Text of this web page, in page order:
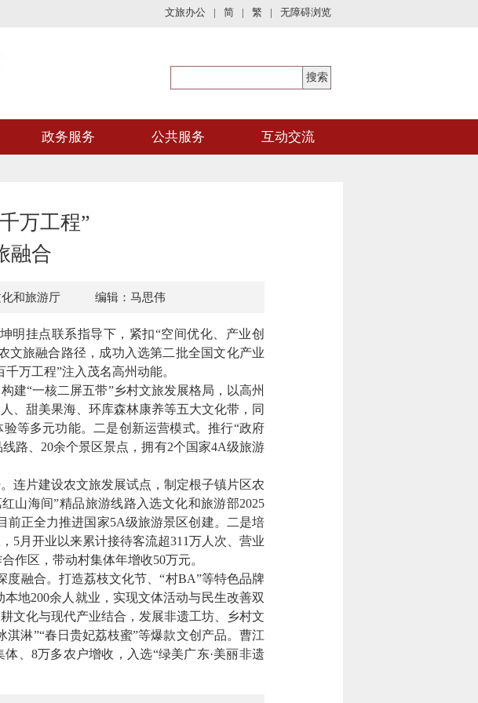
文旅办公 | 简 | 繁 | 无障碍浏览
政务服务 公共服务 互动交流
万工程”
融合
和旅游厅 编辑：马思伟
挂点联系指导下，紧扣“空间优化、产业创
文旅融合路径，成功入选第二批全国文化产业
万工程”注入茂名高州动能。
“一核二屏五带”乡村文旅发展格局，以高州
、甜美果海、环库森林康养等五大文化带，同
等多元功能。二是创新运营模式。推行“政府
路、20余个景区景点，拥有2个国家4A级旅游
片建设农文旅发展试点，制定根子镇片区农
山海间”精品旅游线路入选文化和旅游部2025
前正全力推进国家5A级旅游景区创建。二是培
5月开业以来累计接待客流超311万人次、营业
作区，带动村集体年增收50万元。
融合。打造荔枝文化节、“村BA”等特色品牌
地200余人就业，实现文体活动与民生改善双
文化与现代产业结合，发展非遗工坊、乡村文
淋”“春日贵妃荔枝蜜”等爆款文创产品。曹江
、8万多农户增收，入选“绿美广东·美丽非遗